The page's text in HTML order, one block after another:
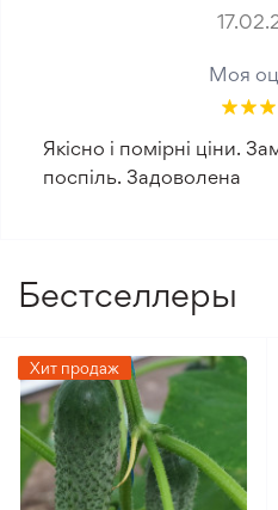
Моя
Якісно і помірні ціни.
поспіль. Задоволена
Бестселлеры
Хит продаж